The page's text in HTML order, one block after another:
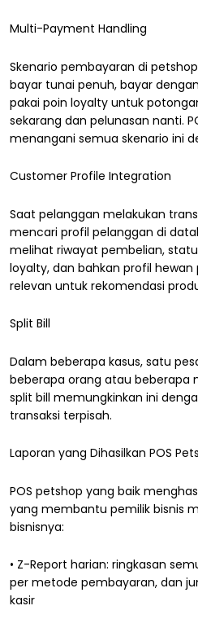
Multi-Payment Handling
Skenario pembayaran di
bayar tunai penuh, bayar
pakai poin loyalty untuk
sekarang dan pelunasan nanti.
menangani semua skenario ini
Customer Profile Integration
Saat pelanggan melakukan
mencari profil pelanggan di
melihat riwayat pembelian,
loyalty, dan bahkan profil
relevan untuk rekomendasi
Split Bill
Dalam beberapa kasus, satu
beberapa orang atau beberapa
split bill memungkinkan ini
transaksi terpisah.
Laporan yang Dihasilkan POS
POS petshop yang baik
yang membantu pemilik bisnis
bisnisnya:
• Z-Report harian: ringkasan
per metode pembayaran, dan
kasir